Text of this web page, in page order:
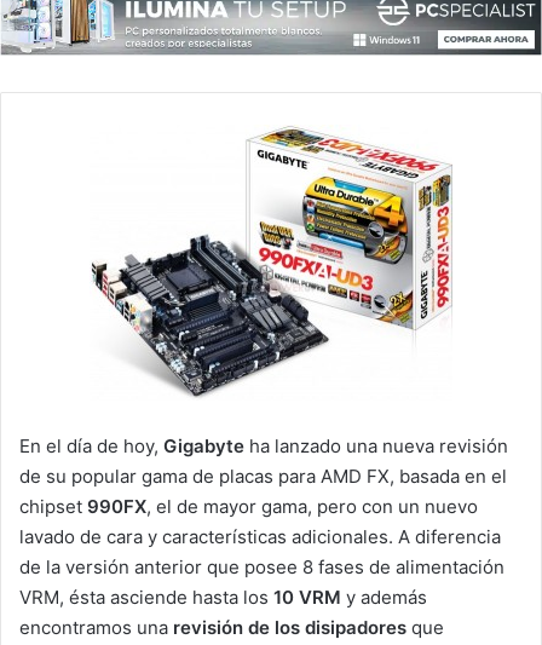
En el día de hoy, Gigabyte ha lanzado una nueva revisión
de su popular gama de placas para AMD FX, basada en el
chipset 990FX, el de mayor gama, pero con un nuevo
lavado de cara y características adicionales. A diferencia
de la versión anterior que posee 8 fases de alimentación
VRM, ésta asciende hasta los 10 VRM y además
encontramos una revisión de los disipadores que